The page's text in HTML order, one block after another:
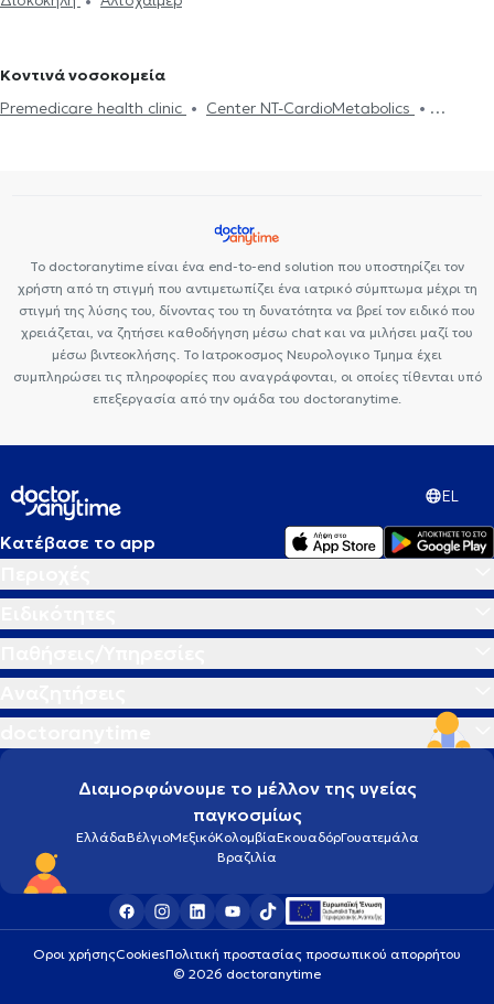
Νευρολόγοι στο Νέο Ηράκλειο
Botox για νευρολογικές παθήσεις
Κοντινά νοσοκομεία
Premedicare health clinic
Center NT-CardioMetabolics
Το doctoranytime είναι ένα end-to-end solution που υποστηρίζει τον
χρήστη από τη στιγμή που αντιμετωπίζει ένα ιατρικό σύμπτωμα μέχρι τη
στιγμή της λύσης του, δίνοντας του τη δυνατότητα να βρεί τον ειδικό που
χρειάζεται, να ζητήσει καθοδήγηση μέσω chat και να μιλήσει μαζί του
μέσω βιντεοκλήσης. Το Ιατροκοσμος Νευρολογικο Τμημα έχει
συμπληρώσει τις πληροφορίες που αναγράφονται, οι οποίες τίθενται υπό
επεξεργασία από την ομάδα του doctoranytime.
EL
Κατέβασε το app
Διαμορφώνουμε το μέλλον της υγείας
παγκοσμίως
ΕλλάδαΒέλγιοΜεξικόΚολομβίαΕκουαδόρΓουατεμάλα
Βραζιλία
Οροι χρήσηςCookiesΠολιτική προστασίας προσωπικού απορρήτου
© 2026 doctoranytime